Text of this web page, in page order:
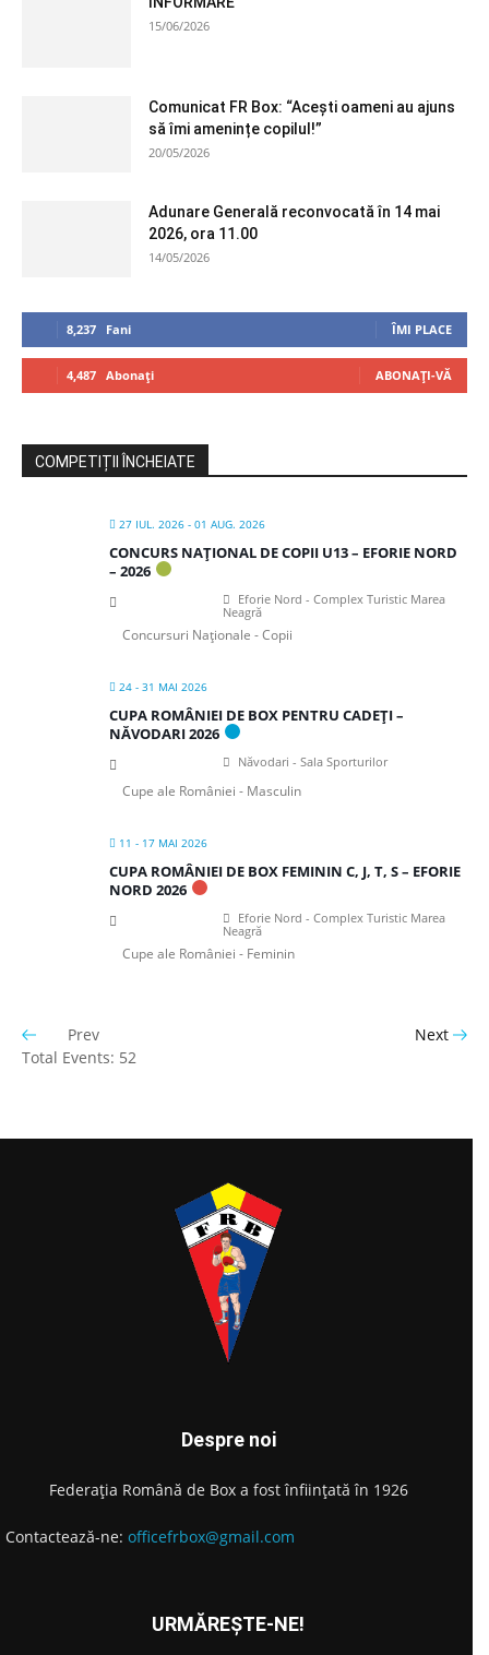
15/06/2026
Comunicat FR Box: “Acești oameni au ajuns
să îmi amenințe copilul!”
20/05/2026
Adunare Generală reconvocată în 14 mai
2026, ora 11.00
14/05/2026
8,237 Fani ÎMI PLACE
4,487 Abonați ABONAȚI-VĂ
COMPETIȚII ÎNCHEIATE
27 IUL. 2026 - 01 AUG. 2026
CONCURS NAȚIONAL DE COPII U13 – EFORIE NORD
– 2026
Eforie Nord - Complex Turistic Marea
Neagră
Concursuri Naționale - Copii
24 - 31 MAI 2026
CUPA ROMÂNIEI DE BOX PENTRU CADEȚI –
NĂVODARI 2026
Năvodari - Sala Sporturilor
Cupe ale României - Masculin
11 - 17 MAI 2026
CUPA ROMÂNIEI DE BOX FEMININ C, J, T, S – EFORIE
NORD 2026
Eforie Nord - Complex Turistic Marea
Neagră
Cupe ale României - Feminin
Prev
Next
Total Events: 52
Despre noi
Federația Română de Box a fost înființată în 1926
Contactează-ne: officefrbox@gmail.com
URMĂREȘTE-NE!